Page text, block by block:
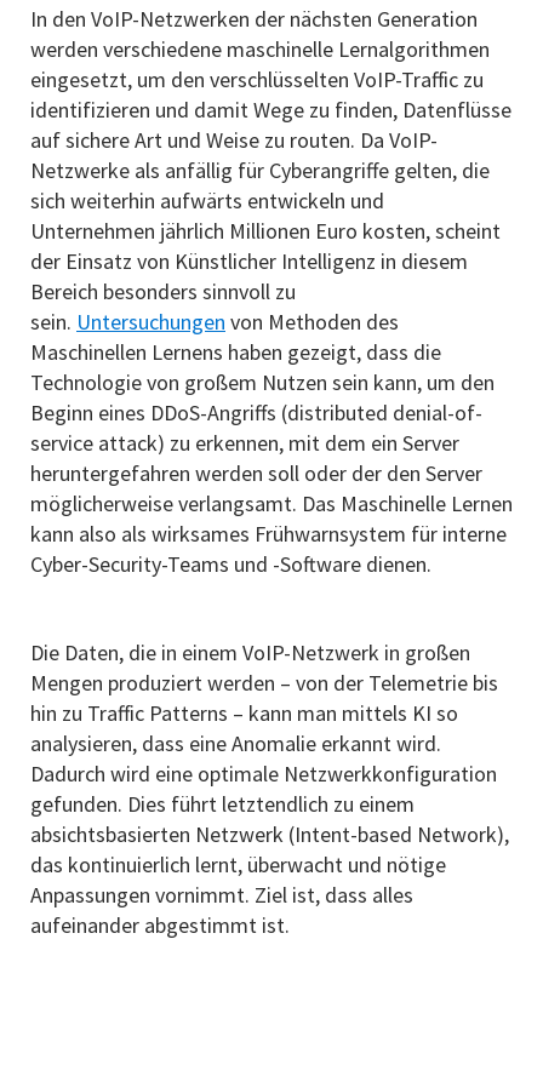
In den VoIP-Netzwerken der nächsten Generation
werden verschiedene maschinelle Lernalgorithmen
eingesetzt, um den verschlüsselten VoIP-Traffic zu
identifizieren und damit Wege zu finden, Datenflüsse
auf sichere Art und Weise zu routen. Da VoIP-
Netzwerke als anfällig für Cyberangriffe gelten, die
sich weiterhin aufwärts entwickeln und
Unternehmen jährlich Millionen Euro kosten, scheint
der Einsatz von Künstlicher Intelligenz in diesem
Bereich besonders sinnvoll zu
sein. Untersuchungen von Methoden des
Maschinellen Lernens haben gezeigt, dass die
Technologie von großem Nutzen sein kann, um den
Beginn eines DDoS-Angriffs (distributed denial-of-
service attack) zu erkennen, mit dem ein Server
heruntergefahren werden soll oder der den Server
möglicherweise verlangsamt. Das Maschinelle Lernen
kann also als wirksames Frühwarnsystem für interne
Cyber-Security-Teams und -Software dienen.
Die Daten, die in einem VoIP-Netzwerk in großen
Mengen produziert werden – von der Telemetrie bis
hin zu Traffic Patterns – kann man mittels KI so
analysieren, dass eine Anomalie erkannt wird.
Dadurch wird eine optimale Netzwerkkonfiguration
gefunden. Dies führt letztendlich zu einem
absichtsbasierten Netzwerk (Intent-based Network),
das kontinuierlich lernt, überwacht und nötige
Anpassungen vornimmt. Ziel ist, dass alles
aufeinander abgestimmt ist.